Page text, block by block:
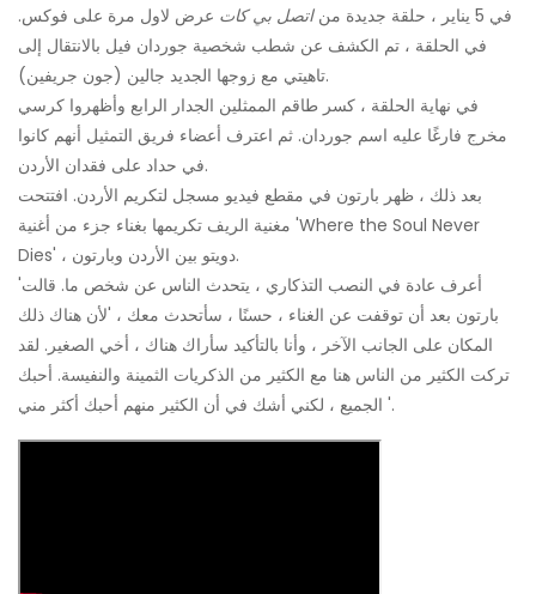
في 5 يناير ، حلقة جديدة من اتصل بي كات عرض لاول مرة على فوكس.
في الحلقة ، تم الكشف عن شطب شخصية جوردان فيل بالانتقال إلى
تاهيتي مع زوجها الجديد جالين (جون جريفين).
في نهاية الحلقة ، كسر طاقم الممثلين الجدار الرابع وأظهروا كرسي
مخرج فارغًا عليه اسم جوردان. ثم اعترف أعضاء فريق التمثيل أنهم كانوا
في حداد على فقدان الأردن.
بعد ذلك ، ظهر بارتون في مقطع فيديو مسجل لتكريم الأردن. افتتحت
مغنية الريف تكريمها بغناء جزء من أغنية 'Where the Soul Never
Dies' ، دويتو بين الأردن وبارتون.
'أعرف عادة في النصب التذكاري ، يتحدث الناس عن شخص ما. قالت
بارتون بعد أن توقفت عن الغناء ، حسنًا ، سأتحدث معك ، 'لأن هناك ذلك
المكان على الجانب الآخر ، وأنا بالتأكيد سأراك هناك ، أخي الصغير. لقد
تركت الكثير من الناس هنا مع الكثير من الذكريات الثمينة والنفيسة. أحبك
الجميع ، لكني أشك في أن الكثير منهم أحبك أكثر مني '.